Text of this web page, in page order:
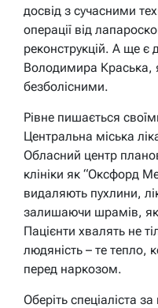
досвід з сучасними
операції від
реконструкцій. А ще є
Володимира Краська,
безболісними.
Рівне пишається
Центральна міська
Обласний центр
клініки як “Оксфорд
видаляють пухлини,
залишаючи шрамів,
Пацієнти хвалять не
людяність – те тепло,
перед наркозом.
Оберіть спеціаліста